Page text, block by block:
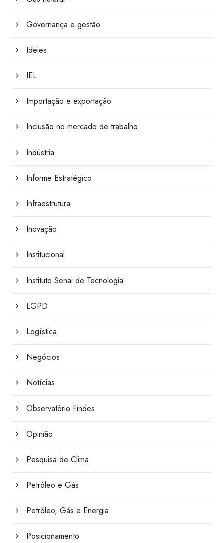
Governança e gestão
Ideies
IEL
Importação e exportação
Inclusão no mercado de trabalho
Indústria
Informe Estratégico
Infraestrutura
Inovação
Institucional
Instituto Senai de Tecnologia
LGPD
Logística
Negócios
Notícias
Observatório Findes
Opinião
Pesquisa de Clima
Petróleo e Gás
Petróleo, Gás e Energia
Posicionamento